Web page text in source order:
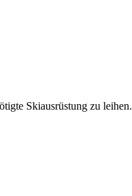
Skiausrüstung zu leihen.